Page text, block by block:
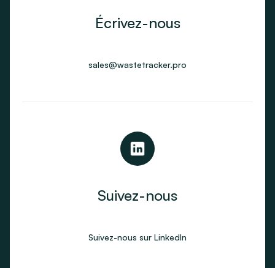
Écrivez-nous
sales@wastetracker.pro
Suivez-nous
Suivez-nous sur LinkedIn